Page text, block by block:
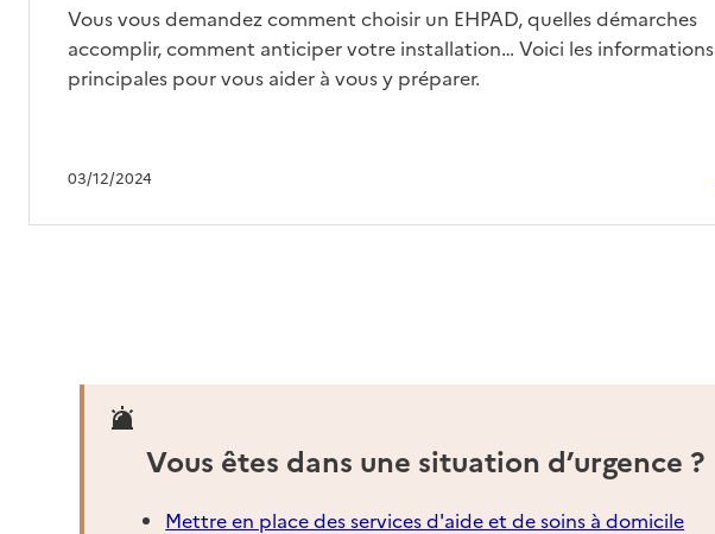
Mis à jour le : 22/06/2026
03/12/2024
Vous vous demandez comment choisir un EHPAD, quelles démarches
accomplir, comment anticiper votre installation… Voici les informations
principales pour vous aider à vous y préparer.
Vous êtes dans une situation d’urgence ?
Mettre en place des services d'aide et de soins à domicile